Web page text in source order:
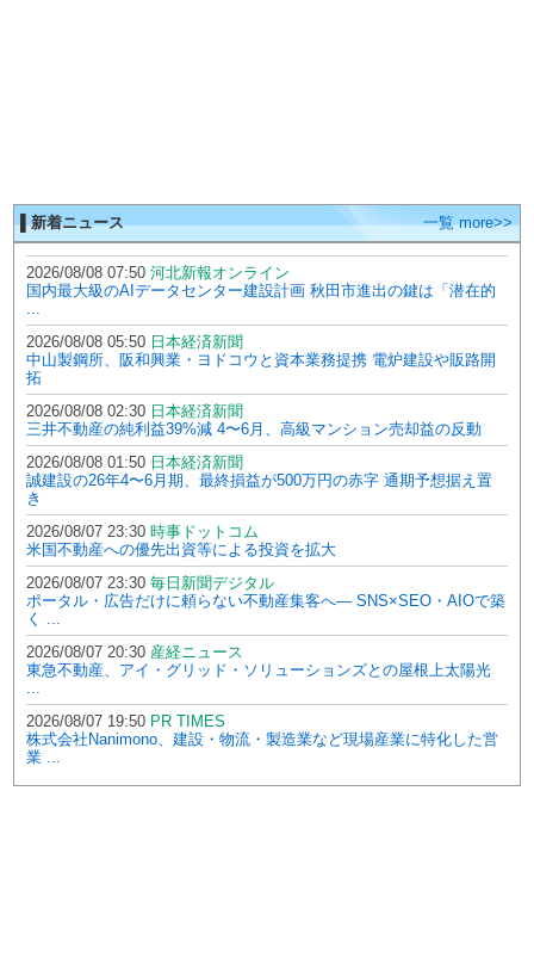
▌新着ニュース 一覧 more>>
2026/08/08 07:50 河北新報オンライン
国内最大級のAIデータセンター建設計画 秋田市進出の鍵は「潜在的
...
2026/08/08 05:50 日本経済新聞
中山製鋼所、阪和興業・ヨドコウと資本業務提携 電炉建設や販路開
拓
2026/08/08 02:30 日本経済新聞
三井不動産の純利益39%減 4〜6月、高級マンション売却益の反動
2026/08/08 01:50 日本経済新聞
誠建設の26年4〜6月期、最終損益が500万円の赤字 通期予想据え置
き
2026/08/07 23:30 時事ドットコム
米国不動産への優先出資等による投資を拡大
2026/08/07 23:30 毎日新聞デジタル
ポータル・広告だけに頼らない不動産集客へ― SNS×SEO・AIOで築
く ...
2026/08/07 20:30 産経ニュース
東急不動産、アイ・グリッド・ソリューションズとの屋根上太陽光
...
2026/08/07 19:50 PR TIMES
株式会社Nanimono、建設・物流・製造業など現場産業に特化した営
業 ...